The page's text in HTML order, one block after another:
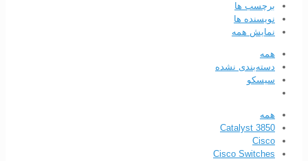
برچسب ها
نویسنده ها
نمایش همه
همه
دسته‌بندی نشده
سیسکو
همه
Catalyst 3850
Cisco
Cisco Switches